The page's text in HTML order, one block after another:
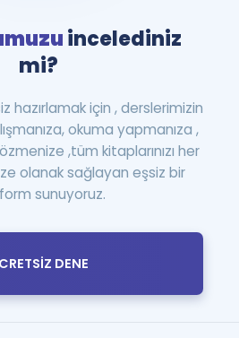
incelediniz
mi?
hazırlamak için , derslerimizin
okuma yapmanıza ,
,tüm kitaplarınızı her
olanak sağlayan eşsiz bir
sunuyoruz.
DENE